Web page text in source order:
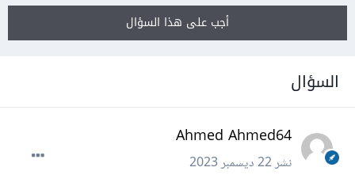
أجب على هذا السؤال
السؤال
Ahmed Ahmed64
نشر22 ديسمبر 2023